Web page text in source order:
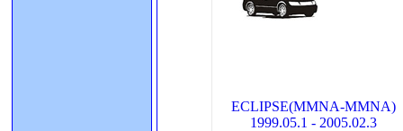
ECLIPSE(MMNA-MMNA)
1999.05.1 - 2005.02.3